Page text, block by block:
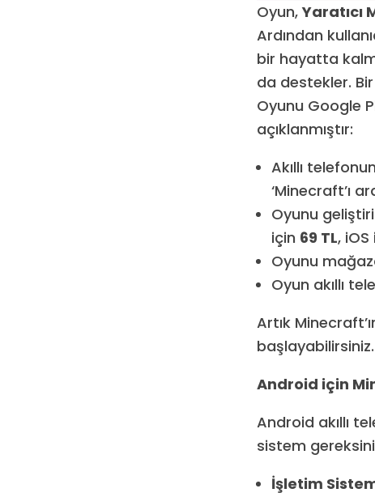
Oyun,Yaratıcı
Ardından
bir hayatta
da destekler.
Oyunu Google
açıklanmıştır:
Akıllı
‘Minecraft’ı
Oyunu
için 69 TL, iOS
Oyunu
Oyun akıllı
Artık
başlayabilirsiniz.
Android için
Android akıllı
sistem
İşletim